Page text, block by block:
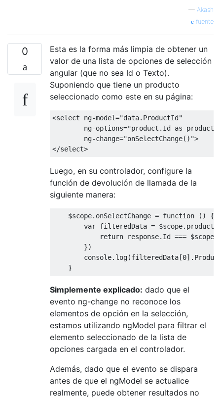
— Akash
fuente
0
Esta es la forma más limpia de obtener un
valor de una lista de opciones de selección
angular (que no sea Id o Texto).
Suponiendo que tiene un producto
seleccionado como este en su página:
<select ng-model="data.ProductId"
ng-options="product.Id as
ng-change="onSelectChange()">
</select>
Luego, en su controlador, configure la
función de devolución de llamada de la
siguiente manera:
    $scope
. onSelectChange = function ()
{
var filteredData = $scope.
return response. Id === $scope
})
        console
. log(filteredData[0].
}
Simplemente explicado: dado que el
evento ng-change no reconoce los
elementos de opción en la selección,
estamos utilizando ngModel para filtrar el
elemento seleccionado de la lista de
opciones cargada en el controlador.
Además, dado que el evento se dispara
antes de que el ngModel se actualice
realmente, puede obtener resultados no